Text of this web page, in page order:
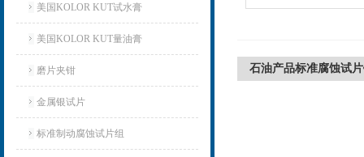
美国KOLOR KUT试水膏
美国KOLOR KUT量油膏
磨片夹钳
金属银试片
标准制动腐蚀试片组
石油产品标准腐蚀试